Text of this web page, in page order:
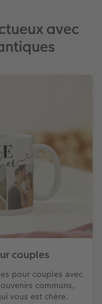
avec
couples
pour couples avec
communs,
vous est chère.